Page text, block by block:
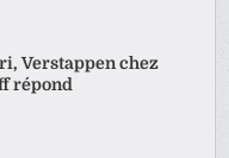
Verstappen chez
répond